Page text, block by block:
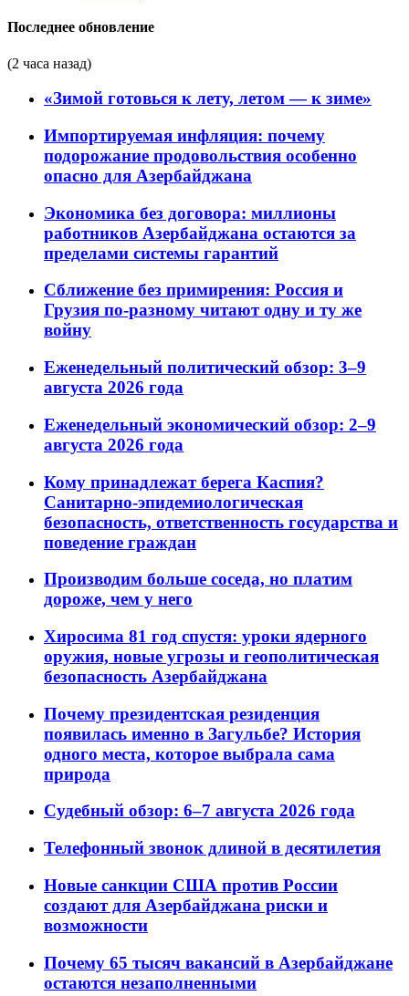
Последнее обновление
(2 часа назад)
«Зимой готовься к лету, летом — к зиме»
Импортируемая инфляция: почему
подорожание продовольствия особенно
опасно для Азербайджана
Экономика без договора: миллионы
работников Азербайджана остаются за
пределами системы гарантий
Сближение без примирения: Россия и
Грузия по-разному читают одну и ту же
войну
Еженедельный политический обзор: 3–9
августа 2026 года
Еженедельный экономический обзор: 2–9
августа 2026 года
Кому принадлежат берега Каспия?
Санитарно-эпидемиологическая
безопасность, ответственность государства и
поведение граждан
Производим больше соседа, но платим
дороже, чем у него
Хиросима 81 год спустя: уроки ядерного
оружия, новые угрозы и геополитическая
безопасность Азербайджана
Почему президентская резиденция
появилась именно в Загульбе? История
одного места, которое выбрала сама
природа
Судебный обзор: 6–7 августа 2026 года
Телефонный звонок длиной в десятилетия
Новые санкции США против России
создают для Азербайджана риски и
возможности
Почему 65 тысяч вакансий в Азербайджане
остаются незаполненными